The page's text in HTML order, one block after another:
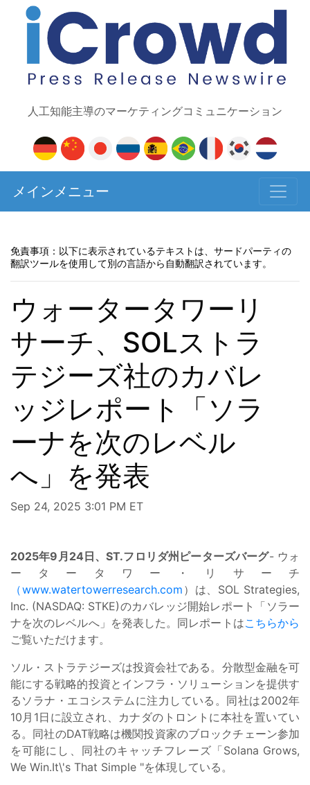
人工知能主導のマーケティングコミュニケーション
メインメニュー
免責事項：以下に表示されているテキストは、サードパーティの
翻訳ツールを使用して別の言語から自動翻訳されています。
ウォータータワーリ
サーチ、SOLストラ
テジーズ社のカバレ
ッジレポート「ソラ
ーナを次のレベル
へ」を発表
Sep 24, 2025 3:01 PM ET
2025年9月24日、ST.フロリダ州ピーターズバーグ- ウォ
ータータワー・リサーチ
（www.watertowerresearch.com ）は、SOL Strategies,
Inc. (NASDAQ: STKE)のカバレッジ開始レポート「ソラー
ナを次のレベルへ」を発表した。同レポートはこちらから
ご覧いただけます。
ソル・ストラテジーズは投資会社である。分散型金融を可
能にする戦略的投資とインフラ・ソリューションを提供す
るソラナ・エコシステムに注力している。同社は2002年
10月1日に設立され、カナダのトロントに本社を置いてい
る。同社のDAT戦略は機関投資家のブロックチェーン参加
を可能にし、同社のキャッチフレーズ「Solana Grows,
We Win.It\'s That Simple "を体現している。